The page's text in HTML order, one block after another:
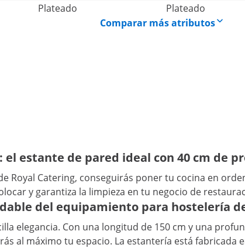
Plateado Plateado
Comparar más atributos
estante de pared ideal con 40 cm de
Royal Catering, conseguirás poner tu cocina en
y garantiza la limpieza en tu negocio de
del equipamiento para hostelería
elegancia. Con una longitud de 150 cm y una
al máximo tu espacio. La estantería está